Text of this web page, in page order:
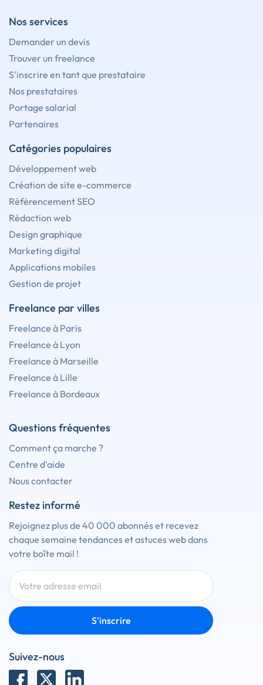
Nos services
Demander un devis
Trouver un freelance
S'inscrire en tant que prestataire
Nos prestataires
Portage salarial
Partenaires
Catégories populaires
Développement web
Création de site e-commerce
Référencement SEO
Rédaction web
Design graphique
Marketing digital
Applications mobiles
Gestion de projet
Freelance par villes
Freelance à Paris
Freelance à Lyon
Freelance à Marseille
Freelance à Lille
Freelance à Bordeaux
Questions fréquentes
Comment ça marche ?
Centre d'aide
Nous contacter
Restez informé
Rejoignez plus de 40 000 abonnés et recevez
chaque semaine tendances et astuces web dans
votre boîte mail !
S'inscrire
Suivez-nous